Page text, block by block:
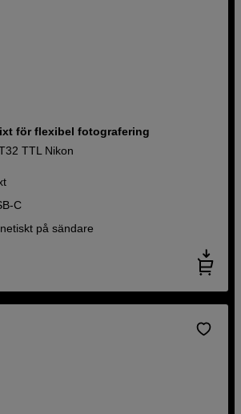
för flexibel fotografering
TTL Nikon
C
på sändare